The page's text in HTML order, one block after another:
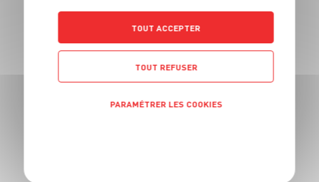
TOUT ACCEPTER
TOUT REFUSER
PARAMÉTRER LES COOKIES